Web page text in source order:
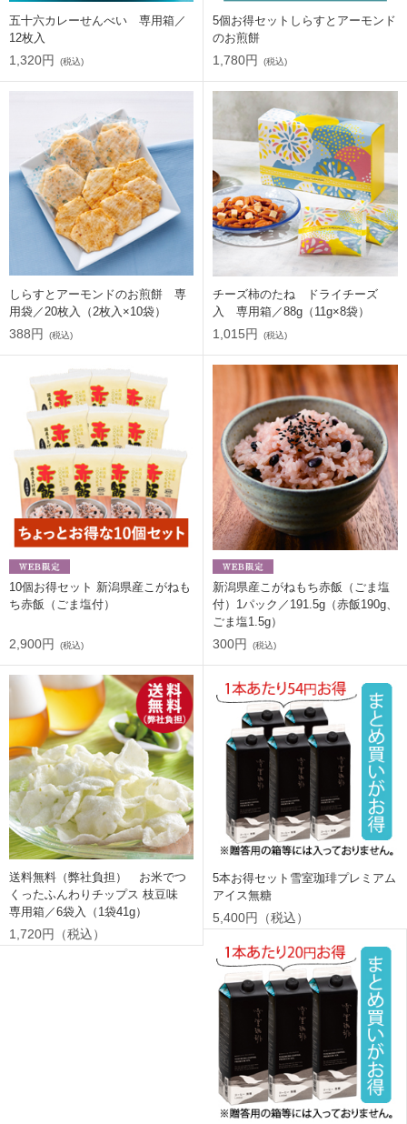
五十六カレーせんべい 専用箱／
12枚入
1,320円 (税込)
5個お得セットしらすとアーモンド
のお煎餅
1,780円 (税込)
しらすとアーモンドのお煎餅 専
用袋／20枚入（2枚入×10袋）
388円 (税込)
チーズ柿のたね ドライチーズ
入 専用箱／88g（11g×8袋）
1,015円 (税込)
10個お得セット 新潟県産こがねも
ち赤飯（ごま塩付）
2,900円 (税込)
新潟県産こがねもち赤飯（ごま塩
付）1パック／191.5g（赤飯190g、
ごま塩1.5g）
300円 (税込)
送料無料（弊社負担） お米でつ
くったふんわりチップス 枝豆味
専用箱／6袋入（1袋41g）
1,720円（税込）
5本お得セット雪室珈琲プレミアム
アイス無糖
5,400円（税込）